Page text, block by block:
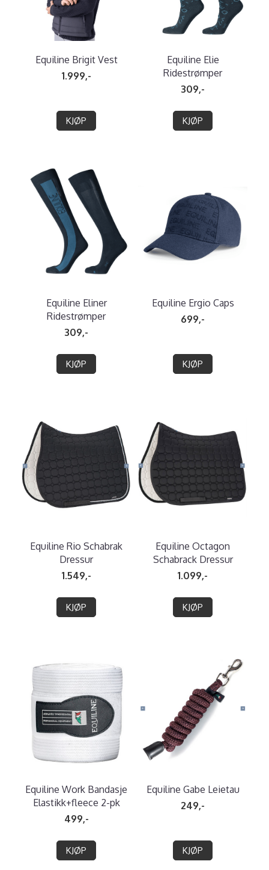
Equiline Brigit Vest
1.999,-
KJØP
Equiline Elie
Ridestrømper
309,-
KJØP
Equiline Eliner
Ridestrømper
309,-
KJØP
Equiline Ergio Caps
699,-
KJØP
Equiline Rio Schabrak
Dressur
1.549,-
KJØP
Equiline Octagon
Schabrack Dressur
1.099,-
KJØP
Equiline Work Bandasje
Elastikk+fleece 2-pk
499,-
KJØP
Equiline Gabe Leietau
249,-
KJØP